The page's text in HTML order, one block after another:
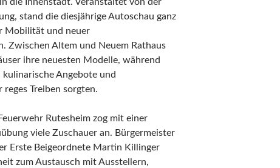
die Innenstadt. Veranstaltet von der
stand die diesjährige Autoschau ganz
Mobilität und neuer
Zwischen Altem und Neuem Rathaus
ihre neuesten Modelle, während
Angebote und
Treiben sorgten.
Rutesheim zog mit einer
viele Zuschauer an. Bürgermeister
Erste Beigeordnete Martin Killinger
zum Austausch mit Ausstellern,